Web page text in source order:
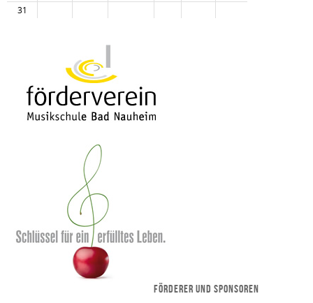
31
FÖRDERER UND SPONSOREN